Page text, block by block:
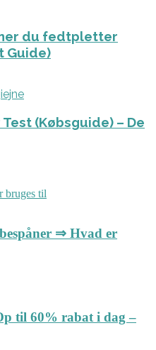
du fedtpletter
Guide)
(Købsguide) – De
⇒ Hvad er
til 60% rabat i dag –